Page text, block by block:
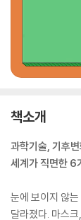
책소개
과학기술, 기후
세계가 직면한 6
눈에 보이지 않
달라졌다. 마스